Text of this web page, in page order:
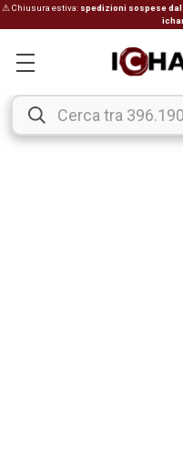
⚠ Chiusura estiva: spedizioni sospese dal